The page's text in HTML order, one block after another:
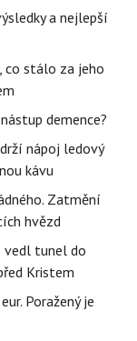
a nejlepší
co stálo za jeho
demence?
nápoj ledový
kávu
Zatmění
hvězd
vedl tunel do
Kristem
Poražený je